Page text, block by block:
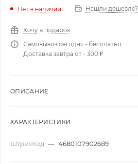
Нет в наличии Нашли дешевле?
Хочу в подарок
Самовывоз сегодня - бесплатно
Доставка завтра от - 300 ₽
ОПИСАНИЕ
ХАРАКТЕРИСТИКИ
ШтрихКод — 4680107902689